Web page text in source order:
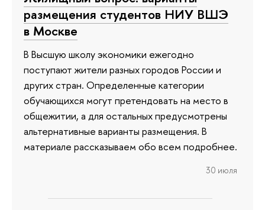
размещения студентов НИУ ВШЭ
в Москве
В Высшую школу экономики ежегодно
поступают жители разных городов России и
других стран. Определенные категории
обучающихся могут претендовать на место в
общежитии, а для остальных предусмотрены
альтернативные варианты размещения. В
материале рассказываем обо всем подробнее.
30 июля